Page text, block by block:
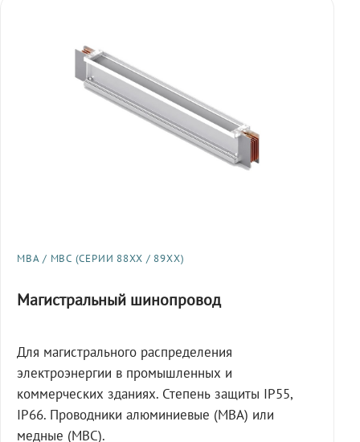
МВА / МВС (СЕРИИ 88XX / 89XX)
Магистральный шинопровод
Для магистрального распределения
электроэнергии в промышленных и
коммерческих зданиях. Степень защиты IP55,
IP66. Проводники алюминиевые (МВА) или
медные (МВС).